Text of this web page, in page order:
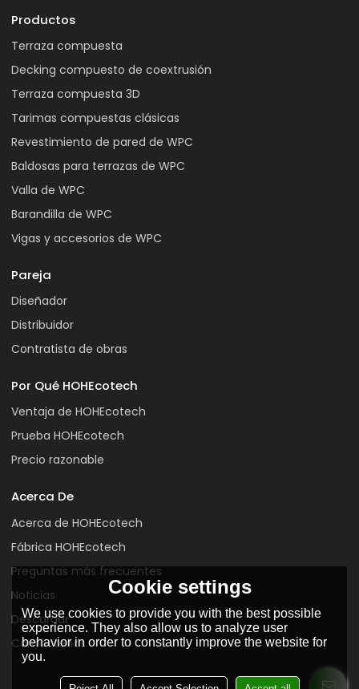
Productos
Terraza compuesta
Decking compuesto de coextrusión
Terraza compuesta 3D
Tarimas compuestas clásicas
Revestimiento de pared de WPC
Baldosas para terrazas de WPC
Valla de WPC
Barandilla de WPC
Vigas y accesorios de WPC
Pareja
Diseñador
Distribuidor
Contratista de obras
Por Qué HOHEcotech
Ventaja de HOHEcotech
Prueba HOHEcotech
Precio razonable
Acerca De
Acerca de HOHEcotech
Fábrica HOHEcotech
Preguntas más frecuentes
Noticias
Descargar
Contáctenos
Cookie settings
We use cookies to provide you with the best possible
experience. They also allow us to analyze user
behavior in order to constantly improve the website for
you.